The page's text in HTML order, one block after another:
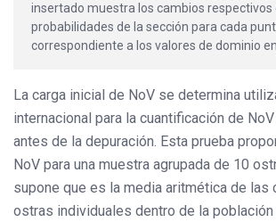
insertado muestra los cambios respectivos
probabilidades de la sección para cada
correspondiente a los valores de dominio
La carga inicial de NoV se determina
internacional para la cuantificación de
antes de la depuración. Esta prueba
NoV para una muestra agrupada de 10
supone que es la media aritmética de las
ostras individuales dentro de la población